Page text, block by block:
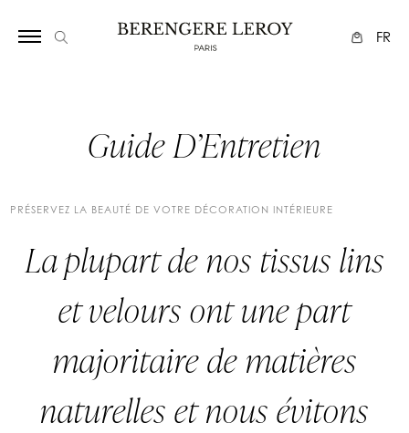
FR
Guide D’Entretien
PRÉSERVEZ LA BEAUTÉ DE VOTRE DÉCORATION INTÉRIEURE
La plupart de nos tissus lins
et velours ont une part
majoritaire de matières
naturelles et nous évitons